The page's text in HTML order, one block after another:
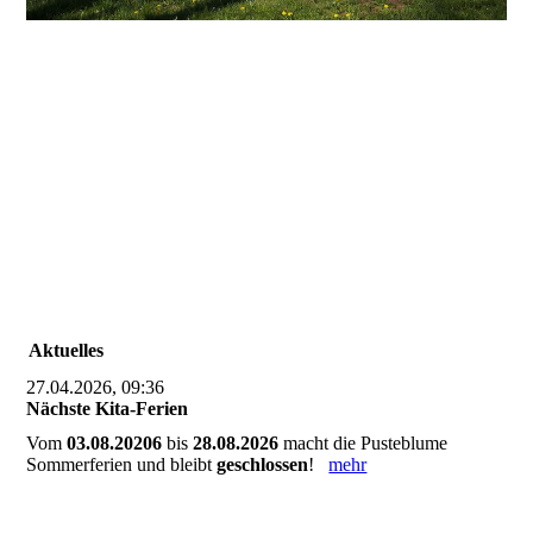
Aktuelles
27.04.2026, 09:36
Nächste Kita-Ferien
Vom03.08.20206 bis28.08.2026 macht die Pusteblume
Sommerferien und bleibtgeschlossen!mehr